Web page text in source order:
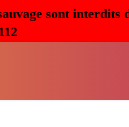
sont interdits